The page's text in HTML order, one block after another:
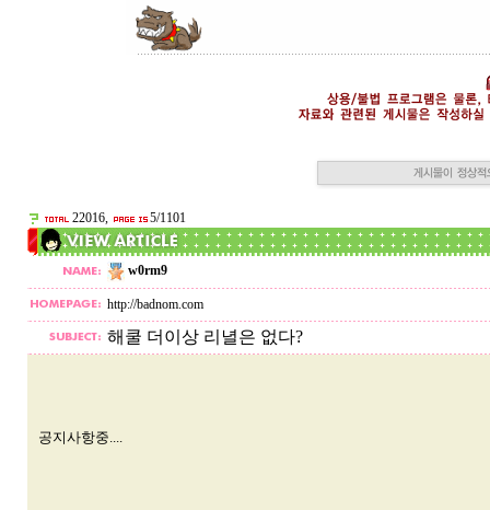
22016, 5/1101
w0rm9
http://badnom.com
해쿨 더이상 리녈은 없다?
공지사항중....